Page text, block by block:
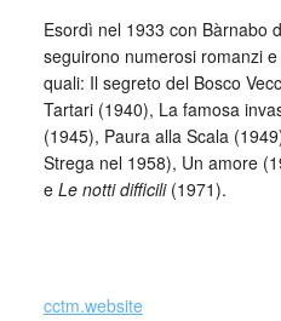
Esordì nel 1933 con Bàrnabo
seguirono numerosi romanzi
quali: Il segreto del Bosco
Tartari (1940), La famosa
(1945), Paura alla Scala
Strega nel 1958), Un amore
e Le notti difficili(1971).
cctm.website